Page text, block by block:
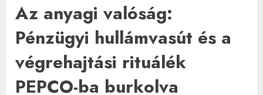
Az anyagi valóság:
Pénzügyi hullámvasút és a
végrehajtási rituálék
PEPCO-ba burkolva